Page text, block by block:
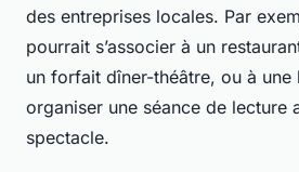
des entreprises locales. Par
pourrait s’associer à un
un forfait dîner-théâtre, ou à
organiser une séance de lecture
spectacle.